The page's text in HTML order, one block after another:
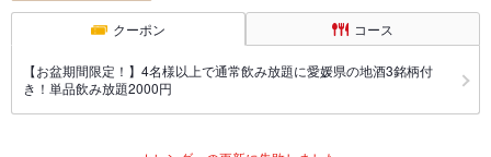
クーポン コース
【お盆期間限定！】4名様以上で通常飲み放題に愛媛県の地酒3銘柄付
き！単品飲み放題2000円